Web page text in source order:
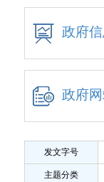
政府
政府
发文字号
主题分类